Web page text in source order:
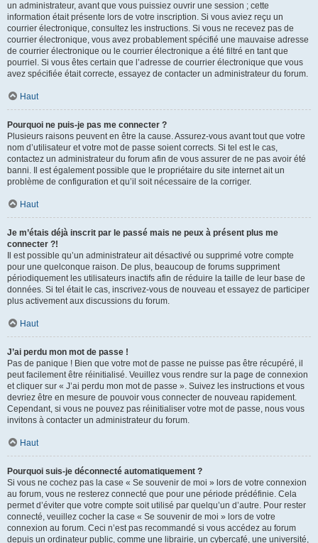
un administrateur, avant que vous puissiez ouvrir une session ; cette
information était présente lors de votre inscription. Si vous aviez reçu un
courrier électronique, consultez les instructions. Si vous ne recevez pas de
courrier électronique, vous avez probablement spécifié une mauvaise adresse
de courrier électronique ou le courrier électronique a été filtré en tant que
pourriel. Si vous êtes certain que l’adresse de courrier électronique que vous
avez spécifiée était correcte, essayez de contacter un administrateur du forum.
Haut
Pourquoi ne puis-je pas me connecter ?
Plusieurs raisons peuvent en être la cause. Assurez-vous avant tout que votre
nom d’utilisateur et votre mot de passe soient corrects. Si tel est le cas,
contactez un administrateur du forum afin de vous assurer de ne pas avoir été
banni. Il est également possible que le propriétaire du site internet ait un
problème de configuration et qu’il soit nécessaire de la corriger.
Haut
Je m’étais déjà inscrit par le passé mais ne peux à présent plus me
connecter ?!
Il est possible qu’un administrateur ait désactivé ou supprimé votre compte
pour une quelconque raison. De plus, beaucoup de forums suppriment
périodiquement les utilisateurs inactifs afin de réduire la taille de leur base de
données. Si tel était le cas, inscrivez-vous de nouveau et essayez de participer
plus activement aux discussions du forum.
Haut
J’ai perdu mon mot de passe !
Pas de panique ! Bien que votre mot de passe ne puisse pas être récupéré, il
peut facilement être réinitialisé. Veuillez vous rendre sur la page de connexion
et cliquer sur « J’ai perdu mon mot de passe ». Suivez les instructions et vous
devriez être en mesure de pouvoir vous connecter de nouveau rapidement.
Cependant, si vous ne pouvez pas réinitialiser votre mot de passe, nous vous
invitons à contacter un administrateur du forum.
Haut
Pourquoi suis-je déconnecté automatiquement ?
Si vous ne cochez pas la case « Se souvenir de moi » lors de votre connexion
au forum, vous ne resterez connecté que pour une période prédéfinie. Cela
permet d’éviter que votre compte soit utilisé par quelqu’un d’autre. Pour rester
connecté, veuillez cocher la case « Se souvenir de moi » lors de votre
connexion au forum. Ceci n’est pas recommandé si vous accédez au forum
depuis un ordinateur public, comme une librairie, un cybercafé, une université,